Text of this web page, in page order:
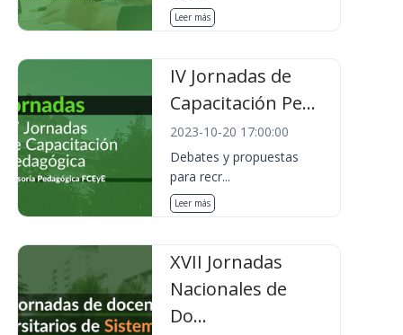
Leer más
IV Jornadas de
Capacitación Pe...
2023-10-20 17:00:00
Debates y propuestas
para recr...
Leer más
XVII Jornadas
Nacionales de
Do...